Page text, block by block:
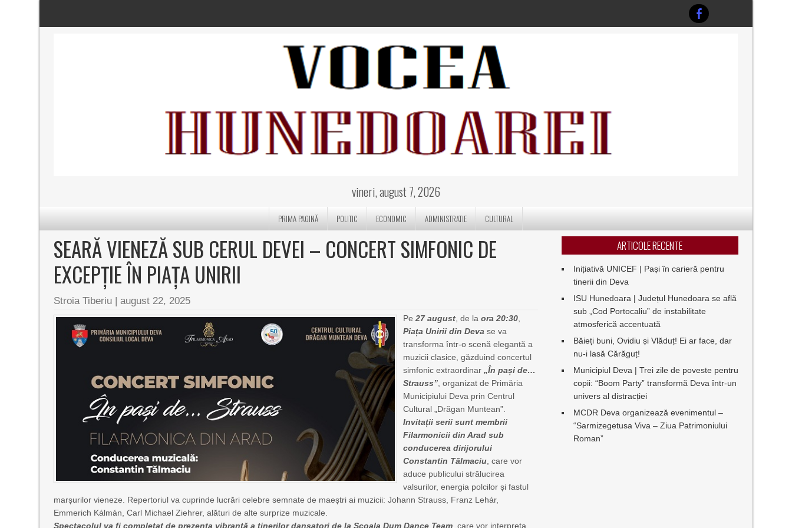
vineri, august 7, 2026
PRIMA PAGINĂ POLITIC ECONOMIC ADMINISTRATIE CULTURAL
SEARĂ VIENEZĂ SUB CERUL DEVEI – CONCERT SIMFONIC DE
EXCEPȚIE ÎN PIAȚA UNIRII
Stroia Tiberiu |august 22, 2025
Pe27 august , de laora 20:30
Piața Unirii din Deva se va
transforma într-o scenă elegantă a
muzicii clasice, găzduind concertul
simfonic extraordinar„În pași de…
Strauss” , organizat de Primăria
Municipiului Deva prin Centrul
Cultural „Drăgan Muntean”.
Invitații serii sunt membrii
Filarmonicii din Arad sub
conducerea dirijorului
Constantin Tălmaciu , care vor
aduce publicului strălucirea
valsurilor, energia polcilor și fastul
marșurilor vieneze. Repertoriul va cuprinde lucrări celebre semnate de maeștri ai muzicii: Johann Strauss, Franz Lehár,
Emmerich Kálmán, Carl Michael Ziehrer, alături de alte surprize muzicale.
Spectacolul va fi completat de prezența vibrantă a tinerilor dansatori de la Școala Dum Dance Team , care vor interpreta
ARTICOLE RECENTE
Inițiativă UNICEF | Pași în carieră pentru
tinerii din Deva
ISU Hunedoara | Județul Hunedoara se află
sub „Cod Portocaliu” de instabilitate
atmosferică accentuată
Băieți buni, Ovidiu și Vlăduț! Ei ar face, dar
nu-i lasă Cărăguț!
Municipiul Deva | Trei zile de poveste pentru
copii: “Boom Party” transformă Deva într-un
univers al distracției
MCDR Deva organizează evenimentul –
“Sarmizegetusa Viva – Ziua Patrimoniului
Roman”